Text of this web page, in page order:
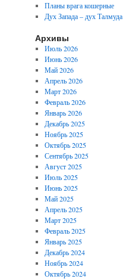
Планы врага кошерные
Дух Запада – дух Талмуда
Архивы
Июль 2026
Июнь 2026
Май 2026
Апрель 2026
Март 2026
Февраль 2026
Январь 2026
Декабрь 2025
Ноябрь 2025
Октябрь 2025
Сентябрь 2025
Август 2025
Июль 2025
Июнь 2025
Май 2025
Апрель 2025
Март 2025
Февраль 2025
Январь 2025
Декабрь 2024
Ноябрь 2024
Октябрь 2024